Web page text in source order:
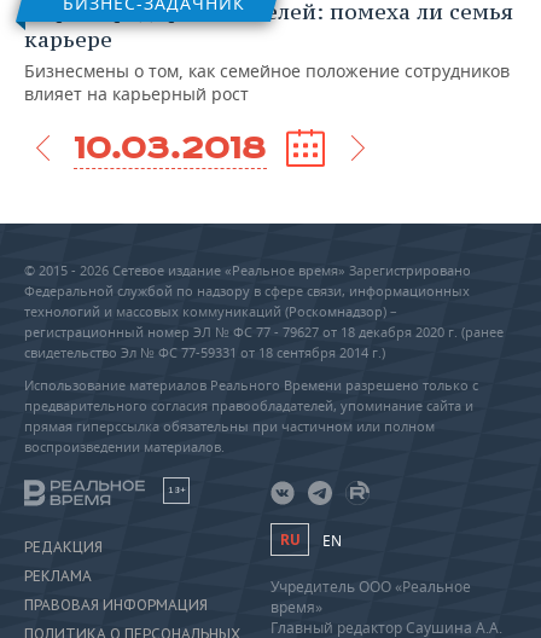
Опрос предпринимателей: помеха ли семья
карьере
Бизнесмены о том, как семейное положение сотрудников
влияет на карьерный рост
10.03.2018
© 2015 - 2026 Сетевое издание «Реальное время» Зарегистрировано
Федеральной службой по надзору в сфере связи, информационных
технологий и массовых коммуникаций (Роскомнадзор) –
регистрационный номер ЭЛ № ФС 77 - 79627 от 18 декабря 2020 г. (ранее
свидетельство Эл № ФС 77-59331 от 18 сентября 2014 г.)
Использование материалов Реального Времени разрешено только с
предварительного согласия правообладателей, упоминание сайта и
прямая гиперссылка обязательны при частичном или полном
воспроизведении материалов.
18+
РЕДАКЦИЯ
РЕКЛАМА
ПРАВОВАЯ ИНФОРМАЦИЯ
ПОЛИТИКА О ПЕРСОНАЛЬНЫХ
RU EN
Учредитель ООО «Реальное
время»
Главный редактор Саушина А.А.